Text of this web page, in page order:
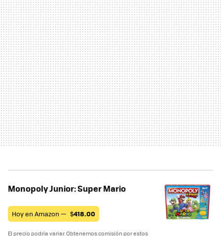
Monopoly Junior: Super Mario
Hoy en Amazon — $418.00
El precio podría variar. Obtenemos comisión por estos